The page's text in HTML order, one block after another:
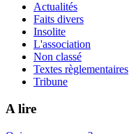
Actualités
Faits divers
Insolite
L'association
Non classé
Textes règlementaires
Tribune
A lire